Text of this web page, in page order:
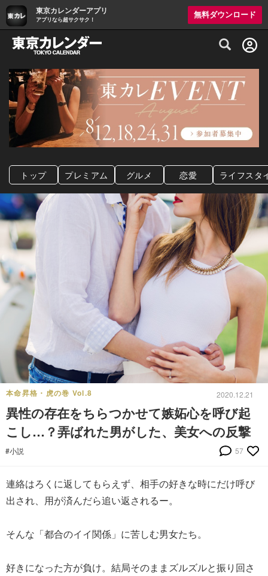
東京カレンダーアプリ
アプリなら超サクサク！
無料ダウンロード
グルメ情報・プレミアムレストラン予約
トップ プレミアム グルメ 恋愛 ライフスタ
本命昇格・虎の巻 Vol.8 2020.12.21
異性の存在をちらつかせて嫉妬心を呼び起
こし…？弄ばれた男がした、美女への反撃
#小説 57
連絡はろくに返してもらえず、相手の好きな時にだけ呼び
出され、用が済んだら追い返されるー。
そんな「都合のイイ関係」に苦しむ男女たち。
好きになった方が負け。結局そのままズルズルと振り回さ